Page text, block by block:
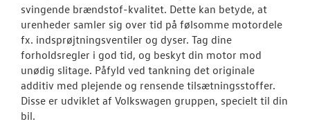
Hente/
Volkswagen
VW Connect
svingende brændstof-kvalitet. Dette kan betyde, at
urenheder samler sig over tid på følsomme motordele
fx. indsprøjtningsventiler og dyser. Tag dine
forholdsregler i god tid, og beskyt din motor mod
unødig slitage. Påfyld ved tankning det originale
additiv med plejende og rensende tilsætningsstoffer.
Disse er udviklet af Volkswagen gruppen, specielt til din
bil.